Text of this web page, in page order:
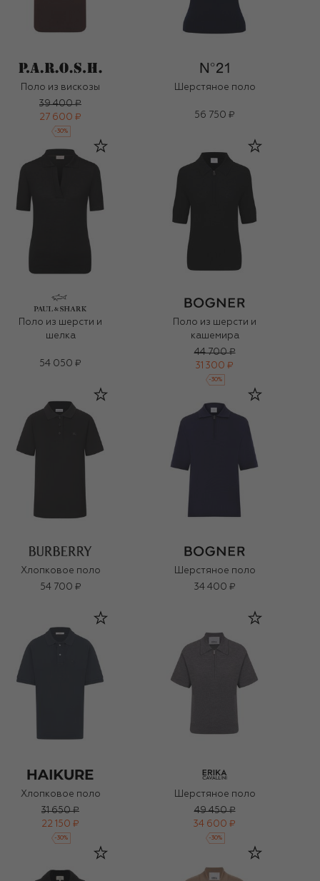
Поло из вискозы
39 400 ₽
27 600 ₽
-30%
Шерстяное поло
56 750 ₽
Поло из шерсти и
шелка
54 050 ₽
Поло из шерсти и
кашемира
44 700 ₽
31 300 ₽
-30%
Хлопковое поло
54 700 ₽
Шерстяное поло
34 400 ₽
Хлопковое поло
31 650 ₽
22 150 ₽
-30%
Шерстяное поло
49 450 ₽
34 600 ₽
-30%